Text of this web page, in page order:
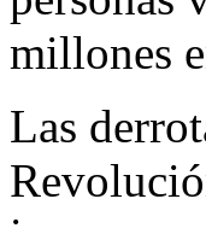
millones
Las